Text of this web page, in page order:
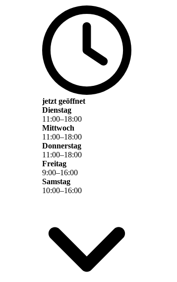
jetzt geöffnet
Dienstag
11 :00–18:00
Mittwoch
11 :00–18:00
Donnerstag
11 :00–18:00
Freitag
9:00–16:00
Samstag
10:00–16:00